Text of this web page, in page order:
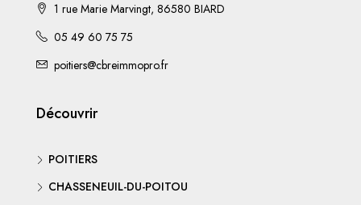
1 rue Marie Marvingt, 86580 BIARD
05 49 60 75 75
poitiers@cbreimmopro.fr
Découvrir
POITIERS
CHASSENEUIL-DU-POITOU